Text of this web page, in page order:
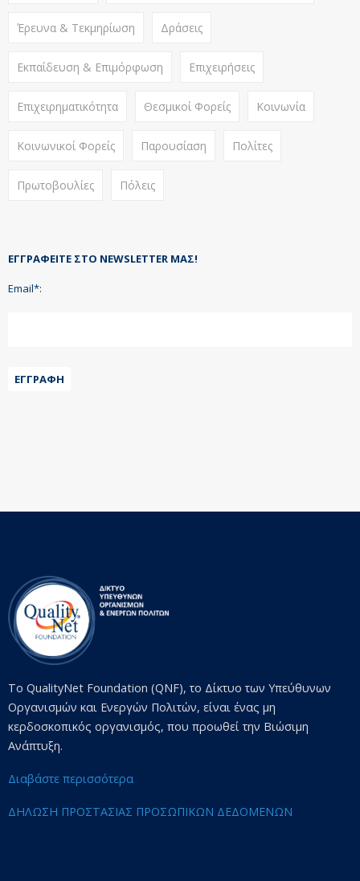
Έρευνα & Τεκμηρίωση Δράσεις
Εκπαίδευση & Επιμόρφωση Επιχειρήσεις
Επιχειρηματικότητα Θεσμικοί Φορείς Κοινωνία
Κοινωνικοί Φορείς Παρουσίαση Πολίτες
Πρωτοβουλίες Πόλεις
ΕΓΓΡΑΦΕΊΤΕ ΣΤΟ NEWSLETTER ΜΑΣ!
Email*:
ΕΓΓΡΑΦΉ
Το QualityNet Foundation (QNF), το Δίκτυο των Υπεύθυνων
Οργανισμών και Ενεργών Πολιτών, είναι ένας μη
κερδοσκοπικός οργανισμός, που προωθεί την Βιώσιμη
Ανάπτυξη.
Διαβάστε περισσότερα
ΔΗΛΩΣΗ ΠΡΟΣΤΑΣΙΑΣ ΠΡΟΣΩΠΙΚΩΝ ΔΕΔΟΜΕΝΩΝ